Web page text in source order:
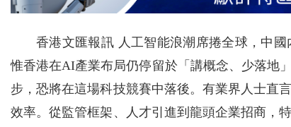
香港文匯報訊 人工智能浪潮席捲全球，中
惟香港在AI產業布局仍停留於「講概念、少落地
步，恐將在這場科技競賽中落後。有業界人士直
效率。從監管框架、人才引進到龍頭企業招商，